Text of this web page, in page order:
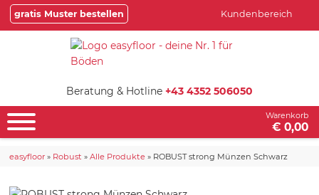
gratis Muster bestellen Kundenbereich
Beratung & Hotline +43 4352 506050
Warenkorb
€ 0,00
easyfloor » Robust »Alle Produkte » ROBUST strong Münzen Schwarz